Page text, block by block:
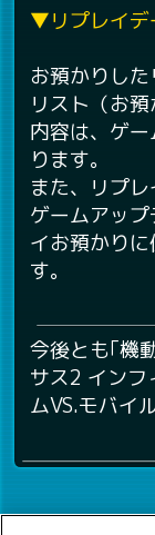
▼リプレイデ
お預かりし
リスト（お
内容は、ゲ
ります。
また、リプ
ゲームアッ
イお預かり
す。
今後とも｢機
サス2 インフ
ムVS.モバイ